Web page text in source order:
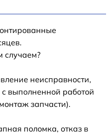
случаем?
неисправности,
выполненной работой
запчасти).
поломка, отказ в